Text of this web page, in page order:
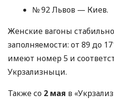
№ 92 Львов — Киев.
Женские вагоны
заполняемости: от 89 до
имеют номер 5 и
Укрзализныци.
Также со 2 мая в